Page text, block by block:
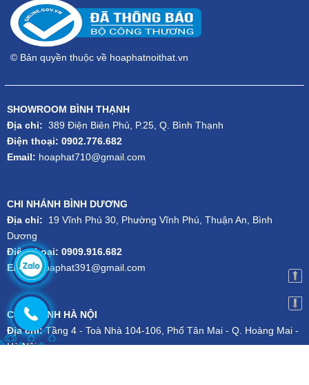
© Bản quyền thuộc về hoaphatnoithat.vn
SHOWROOM BÌNH THẠNH
Địa chỉ: 389 Điện Biên Phủ, P.25, Q. Bình Thạnh
Điện thoại: 0902.776.682
Email: hoaphat710@gmail.com
CHI NHÁNH BÌNH DƯƠNG
Địa chỉ: 19 Vĩnh Phú 30, Phường Vĩnh Phú, Thuận An, Bình
Dương
Điện thoại: 0909.916.682
Email:hoaphat391@gmail.com
CHI NHÁNH HÀ NỘI
Địa chỉ:Tầng 4 - Toà Nhà 104-106, Phố Tân Mai - Q. Hoàng Mai -
Hà Nội